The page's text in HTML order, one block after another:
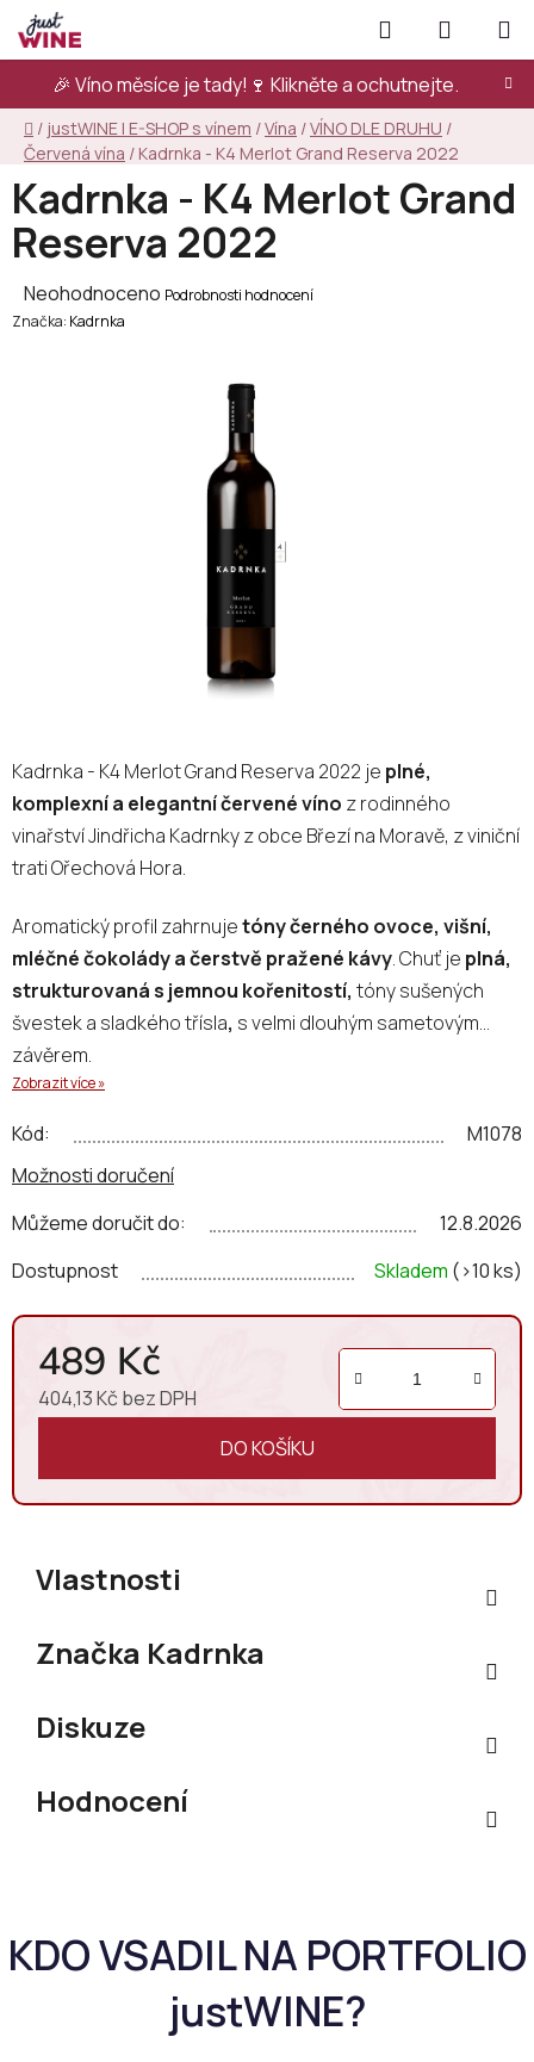
Přejít
na
obsah
🎉 Víno měsíce je tady!🍷 Klikněte a ochutnejte.
Hledat
KOŠÍK
Domů
/ justWINE | E-SHOP s vínem /Vína /VÍNO DLE DRUHU /
Červená vína / Kadrnka - K4 Merlot Grand Reserva 2022
Kadrnka - K4 Merlot Grand Reserva 2022 je plné,
komplexní a elegantní červené víno z rodinného
vinařství Jindřicha Kadrnky z obce Březí na Moravě, z viniční
trati Ořechová Hora.
Aromatický profil zahrnujetóny černého ovoce, višní,
mléčné čokolády a čerstvě pražené kávy. Chuť je plná,
strukturovaná s jemnou kořenitostí, tóny sušených
švestek a sladkého třísla, s velmi dlouhým sametovým
závěrem.
Zobrazit více »
Dostupnost Skladem (>10 ks)
Můžeme doručit do: 12.8.2026
Možnosti doručení
Kód: M1078
489 Kč
404,13 Kč bez DPH
DO KOŠÍKU
Kadrnka - K4 Merlot Grand
Reserva 2022
Průměrné
hodnocení
Neohodnoceno Podrobnosti hodnocení
Značka: Kadrnka
Vlastnosti
Značka Kadrnka
Diskuze
Hodnocení